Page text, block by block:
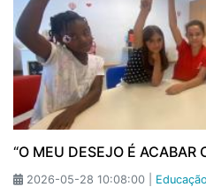
“O MEU DESEJO É ACABAR
2026-05-28 10:08:00 | Educação